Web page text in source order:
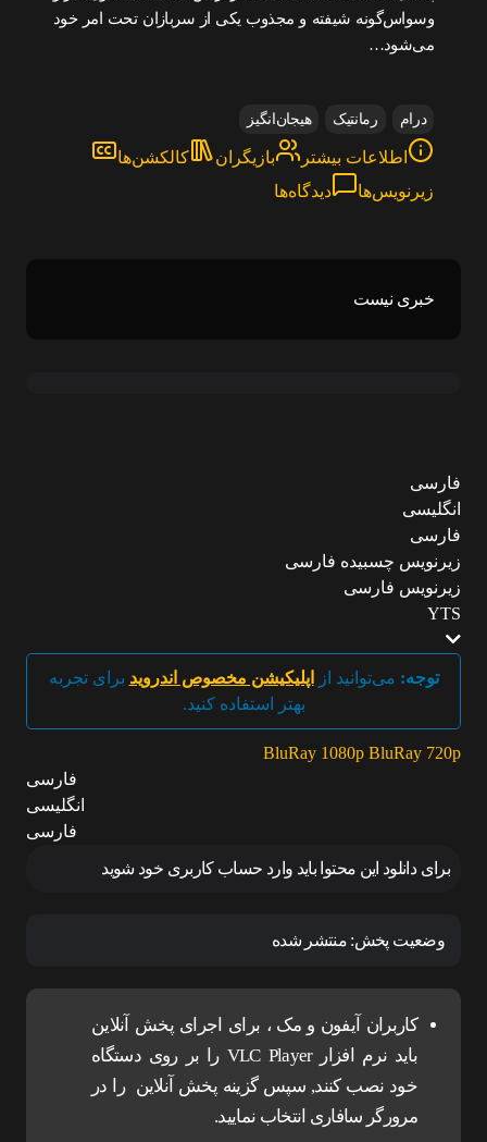
وسواس‌گونه شیفته و مجذوب یکی از سربازان تحت امر خود
می‌شود…
درام رمانتیک هیجان‌انگیز
اطلاعات بیشتر بازیگران
کالکشن‌ها
زیرنویس‌ها
دیدگاه‌ها
خبری نیست
فارسی
انگلیسی
فارسی
زیرنویس چسبیده فارسی
زیرنویس فارسی
YTS
توجه: می‌توانید از اپلیکیشن مخصوص اندروید برای تجربه
بهتر استفاده کنید.
BluRay 1080p BluRay 720p
فارسی
انگلیسی
فارسی
برای دانلود این محتوا باید وارد حساب کاربری خود شوید
وضعیت پخش: منتشر شده
کاربران آیفون و مک ، برای اجرای پخش آنلاین
باید نرم افزار VLC Player را بر روی دستگاه
خود نصب کنند, سپس گزینه پخش آنلاین را در
مرورگر سافاری انتخاب نمایید.